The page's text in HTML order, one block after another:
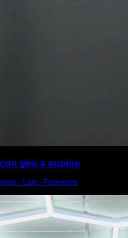
giro a supino
∙ Lats ∙ Forearms